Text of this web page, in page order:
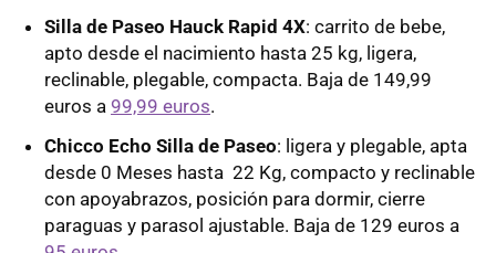
Silla de Paseo Hauck Rapid 4X: carrito de bebe,
apto desde el nacimiento hasta 25 kg, ligera,
reclinable, plegable, compacta. Baja de 149,99
euros a 99,99 euros.
Chicco Echo Silla de Paseo: ligera y plegable, apta
desde 0 Meses hasta 22 Kg, compacto y reclinable
con apoyabrazos, posición para dormir, cierre
paraguas y parasol ajustable. Baja de 129 euros a